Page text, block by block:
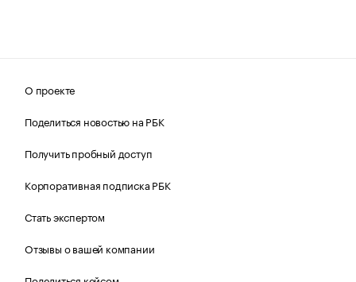
О проекте
Поделиться новостью на РБК
Получить пробный доступ
Корпоративная подписка РБК
Стать экспертом
Отзывы о вашей компании